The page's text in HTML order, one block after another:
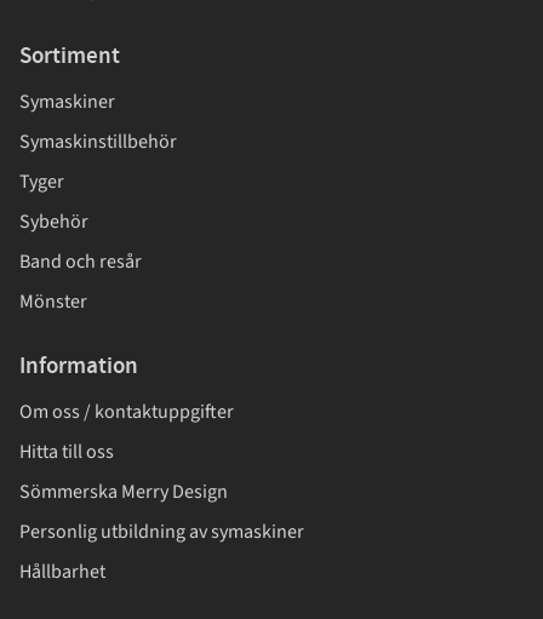
Sortiment
Symaskiner
Symaskinstillbehör
Tyger
Sybehör
Band och resår
Mönster
Information
Om oss / kontaktuppgifter
Hitta till oss
Sömmerska Merry Design
Personlig utbildning av symaskiner
Hållbarhet